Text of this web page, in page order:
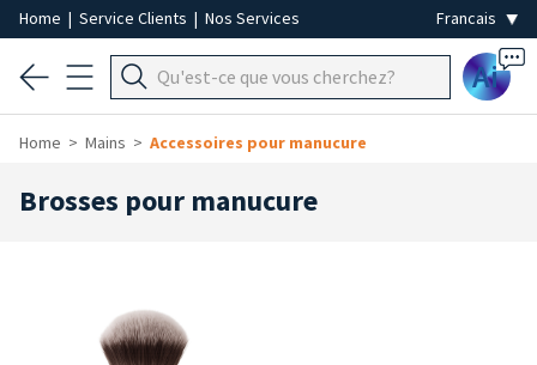
Home | Service Clients | Nos Services
Ai
Home Mains Accessoires pour manucure
Brosses pour manucure